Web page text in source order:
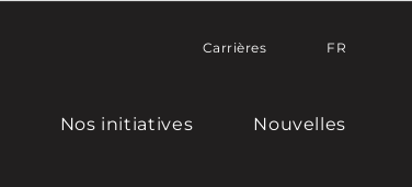
Carrières FR
Nos initiatives Nouvelles